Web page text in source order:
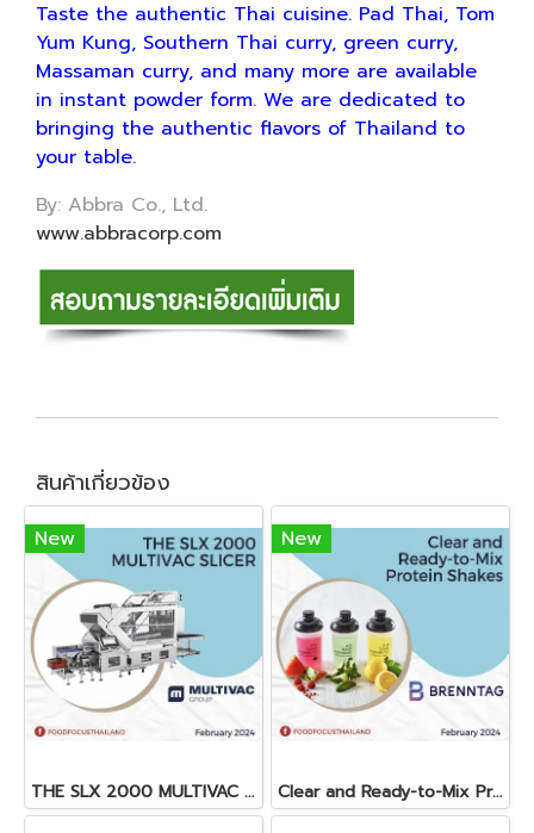
Taste the authentic Thai cuisine. Pad Thai, Tom
Yum Kung, Southern Thai curry, green curry,
Massaman curry, and many more are available
in instant powder form. We are dedicated to
bringing the authentic flavors of Thailand to
your table.
By: Abbra Co., Ltd.
www.abbracorp.com
สินค้าเกี่ยวข้อง
New
THE SLX 2000 MULTIVAC SLICER
New
Clear and Ready-to-Mix Protein Shakes